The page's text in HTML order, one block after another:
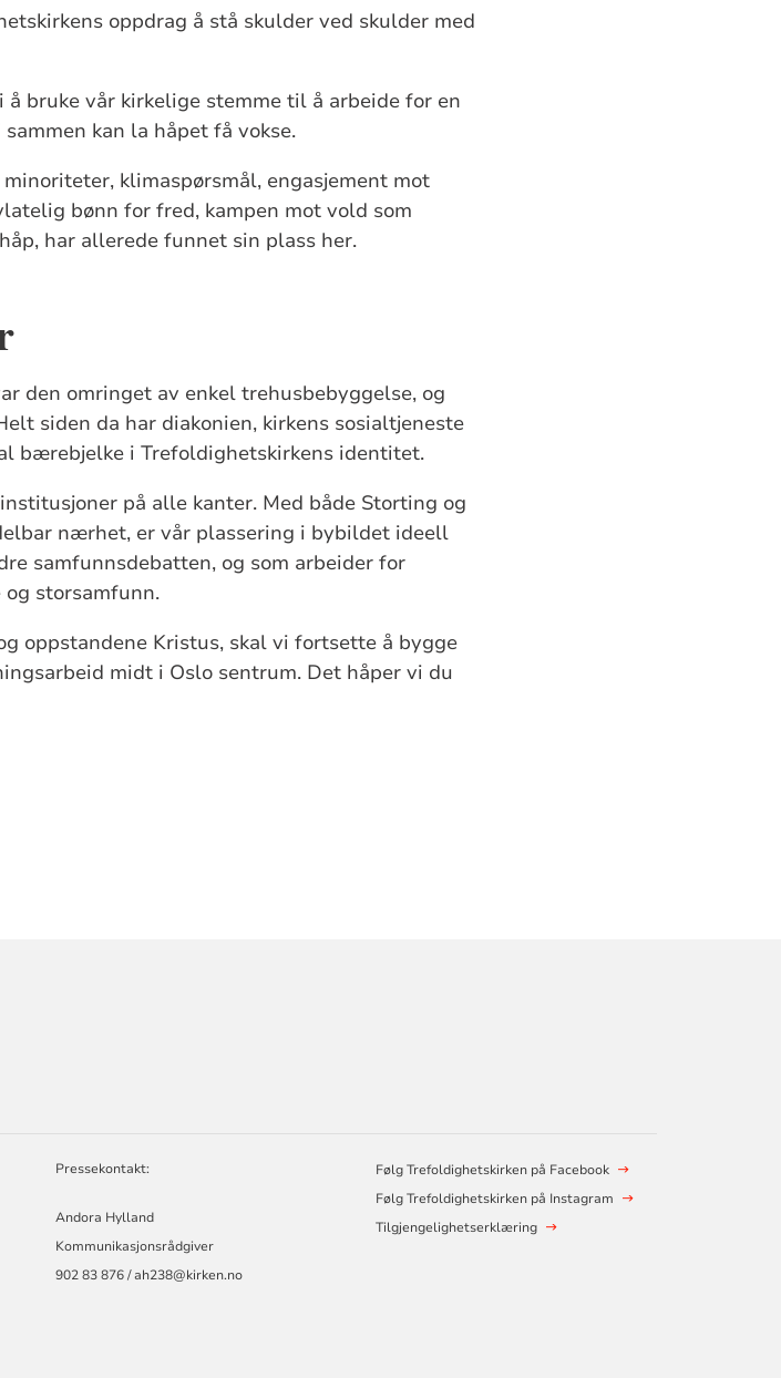
oppdrag å stå skulder ved skulder med
bruke vår kirkelige stemme til å arbeide for en
kan la håpet få vokse.
klimaspørsmål, engasjement mot
bønn for fred, kampen mot vold som
har allerede funnet sin plass her.
den omringet av enkel trehusbebyggelse, og
siden da har diakonien, kirkens sosialtjeneste
bærebjelke i Trefoldighetskirkens identitet.
på alle kanter. Med både Storting og
nærhet, er vår plassering i bybildet ideell
samfunnsdebatten, og som arbeider for
storsamfunn.
oppstandene Kristus, skal vi fortsette å bygge
midt i Oslo sentrum. Det håper vi du
Pressekontakt:
Andora Hylland
Kommunikasjonsrådgiver
902 83 876 / ah238@kirken.no
Følg Trefoldighetskirken på Facebook
Følg Trefoldighetskirken på Instagram
Tilgjengelighetserklæring